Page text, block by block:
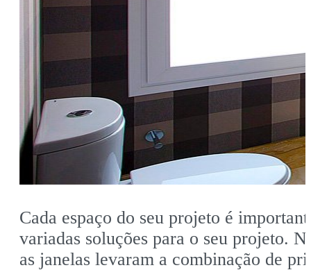
Cada espaço do seu projeto é
variadas soluções para o seu projeto.
as janelas levaram a combinação de